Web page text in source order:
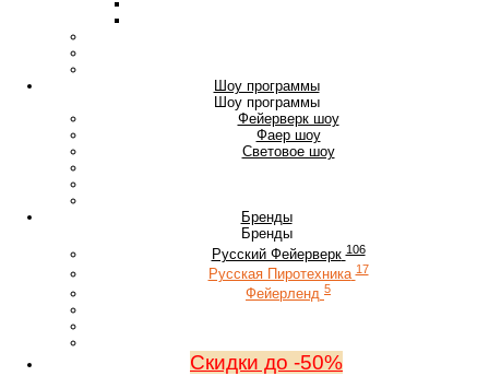
Шоу программы
Шоу программы
Фейерверк шоу
Фаер шоу
Световое шоу
Бренды
Бренды
Русский Фейерверк 106
Русская Пиротехника 17
Фейерленд 5
Скидки до -50%